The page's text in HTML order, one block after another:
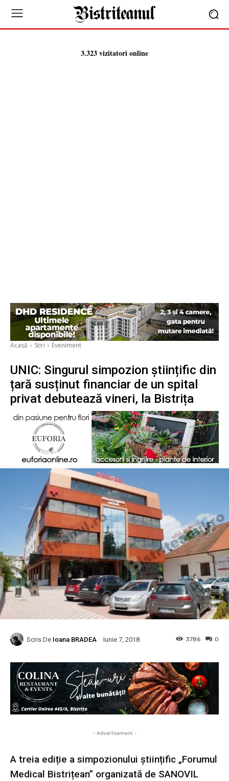
3.323 vizitatori online
Acasă Stiri Eveniment
UNIC: Singurul simpozion științific din
țară susținut financiar de un spital
privat debutează vineri, la Bistrița
Scris De Ioana BRADEA Iunie 7, 2018 0
3786
- Advertisement -
A treia ediție a simpozionului științific „Forumul
Medical Bistrițean” organizată de SANOVIL